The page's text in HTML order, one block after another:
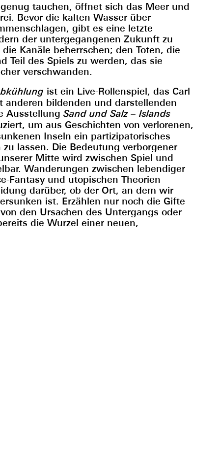
tauchen, öffnet sich das Meer und
Bevor die kalten Wasser über
gibt es eine letzte
der untergegangenen Zukunft zu
Kanäle beherrschen; den Toten, die
Teil des Spiels zu werden, das sie
verschwanden.
ist ein Live-Rollenspiel, das Carl
anderen bildenden und darstellenden
Ausstellung Sand und Salz – Islands
um aus Geschichten von verlorenen,
Inseln ein partizipatorisches
lassen. Die Bedeutung verborgener
Mitte wird zwischen Spiel und
Wanderungen zwischen lebendiger
Fantasy und utopischen Theorien
darüber, ob der Ort, an dem wir
ist. Erzählen nur noch die Gifte
den Ursachen des Untergangs oder
die Wurzel einer neuen,